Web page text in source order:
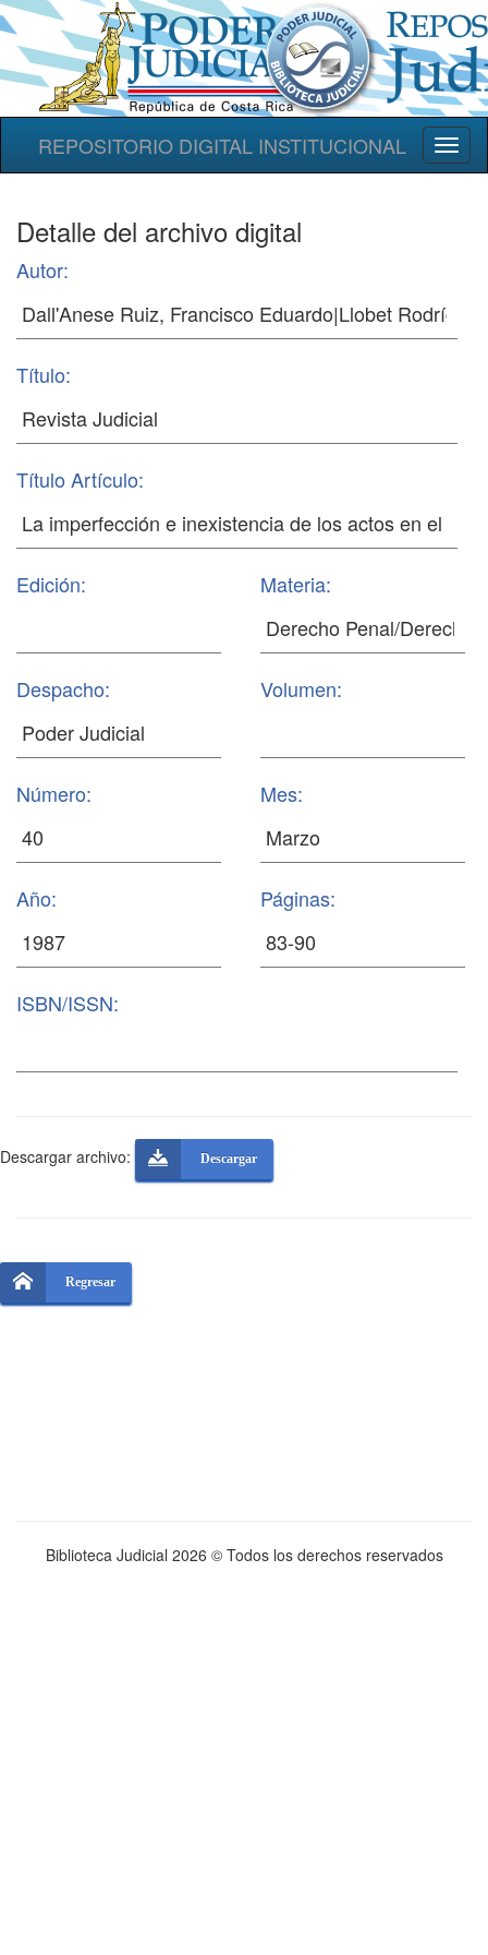
REPOSITORIO DIGITAL INSTITUCIONAL
Detalle del archivo digital
Autor:
Título:
Título Artículo:
Edición: Materia:
Despacho: Volumen:
Número: Mes:
Año: Páginas:
ISBN/ISSN:
Descargar archivo: Descargar
Regresar
Biblioteca Judicial 2026 © Todos los derechos reservados